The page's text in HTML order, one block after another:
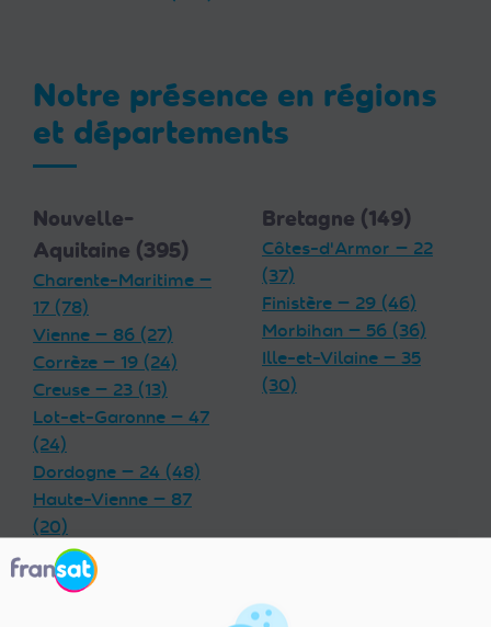
Notre présence en régions
et départements
Nouvelle-
Aquitaine (395)
Charente-Maritime —
17 (78)
Vienne — 86 (27)
Corrèze — 19 (24)
Creuse — 23 (13)
Lot-et-Garonne — 47
(24)
Dordogne — 24 (48)
Haute-Vienne — 87
(20)
Charente — 16 (32)
Landes — 40 (33)
Bretagne (149)
Côtes-d'Armor — 22
(37)
Finistère — 29 (46)
Morbihan — 56 (36)
Ille-et-Vilaine — 35
(30)